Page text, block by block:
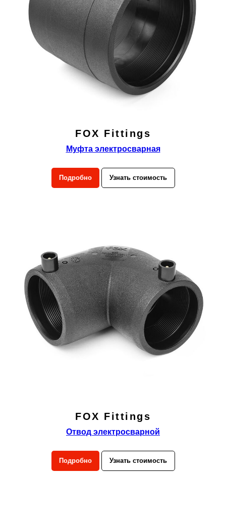
FOX Fittings
Муфта электросварная
Подробно Узнать стоимость
FOX Fittings
Отвод электросварной
Подробно Узнать стоимость